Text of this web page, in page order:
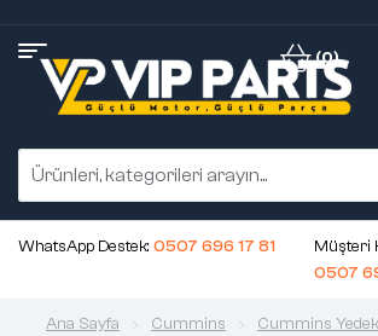
(0)
WhatsApp Destek: 0507 696 17 81
Müşteri
0507
Ana Sayfa Cummins Cummins